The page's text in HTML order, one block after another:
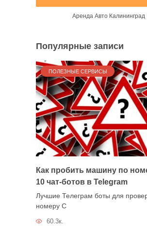
Аренда Авто Калининград
Популярные записи
ПОЛЕЗНЫЕ СЕРВИСЫ
Как пробить машину по
10 чат-ботов в Telegram
Лучшие Телеграм боты для
номеру С
60.3к.